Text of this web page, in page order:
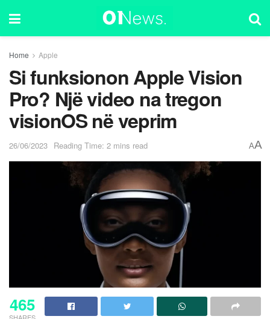
Home Apple
Si funksionon Apple Vision
Pro? Një video na tregon
visionOS në veprim
26/06/2023 Reading Time: 2 mins read AA
465
SHARES